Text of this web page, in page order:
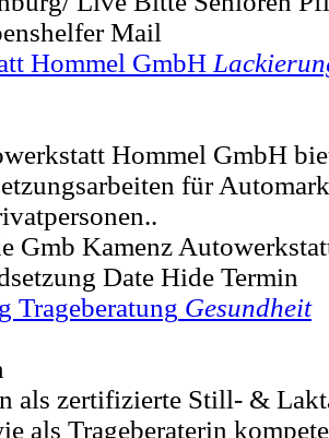
Mail
Hommel GmbH
Hommel GmbH
für
Gmb Kamenz
Date Hide Termin
Trageberatung Gesundheit
als zertifizierte Still- &
als Trageberaterin